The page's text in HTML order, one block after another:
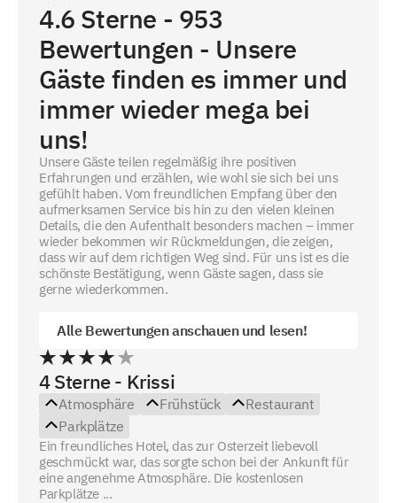
4.6 Sterne - 953
Bewertungen - Unsere
Gäste finden es immer und
immer wieder mega bei
uns!
Unsere Gäste teilen regelmäßig ihre positiven
Erfahrungen und erzählen, wie wohl sie sich bei uns
gefühlt haben. Vom freundlichen Empfang über den
aufmerksamen Service bis hin zu den vielen kleinen
Details, die den Aufenthalt besonders machen – immer
wieder bekommen wir Rückmeldungen, die zeigen,
dass wir auf dem richtigen Weg sind. Für uns ist es die
schönste Bestätigung, wenn Gäste sagen, dass sie
gerne wiederkommen.
Alle Bewertungen anschauen und lesen!
4 Sterne - Krissi
Atmosphäre Frühstück
Restaurant
Parkplätze
Ein freundliches Hotel, das zur Osterzeit liebevoll
geschmückt war, das sorgte schon bei der Ankunft für
eine angenehme Atmosphäre. Die kostenlosen
Parkplätze ...